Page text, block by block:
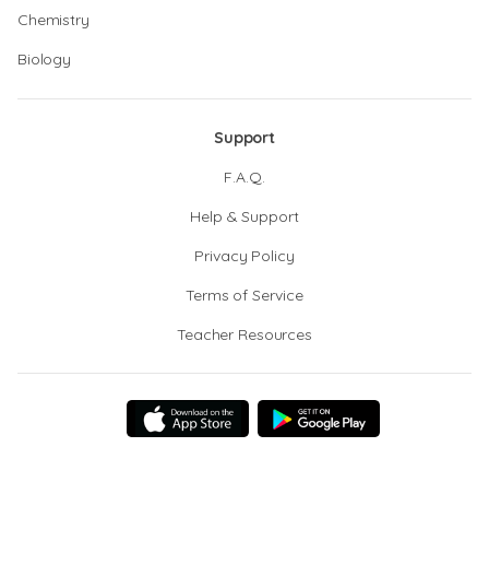
Chemistry
Biology
Support
F.A.Q.
Help & Support
Privacy Policy
Terms of Service
Teacher Resources